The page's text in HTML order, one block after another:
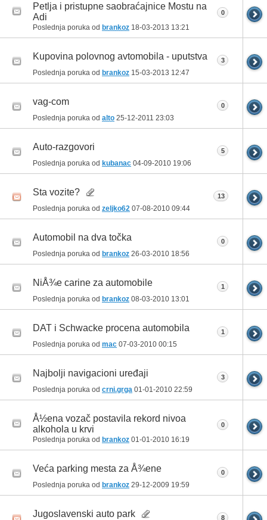
Petlja i pristupne saobraćajnice Mostu na
Adi
Poslednja poruka od brankoz 18-03-2013 13:21
0
Kupovina polovnog avtomobila - uputstva
Poslednja poruka od brankoz 15-03-2013 12:47
3
vag-com
Poslednja poruka od alto 25-12-2011 23:03
0
Auto-razgovori
Poslednja poruka od kubanac 04-09-2010 19:06
5
Sta vozite?
Poslednja poruka od zeljko62 07-08-2010 09:44
13
Automobil na dva točka
Poslednja poruka od brankoz 26-03-2010 18:56
0
NiÅ¾e carine za automobile
Poslednja poruka od brankoz 08-03-2010 13:01
1
DAT i Schwacke procena automobila
Poslednja poruka od mac 07-03-2010 00:15
1
Najbolji navigacioni uređaji
Poslednja poruka od crni.grga 01-01-2010 22:59
3
Å½ena vozač postavila rekord nivoa
alkohola u krvi
Poslednja poruka od brankoz 01-01-2010 16:19
0
Veća parking mesta za Å¾ene
Poslednja poruka od brankoz 29-12-2009 19:59
0
Jugoslavenski auto park 8